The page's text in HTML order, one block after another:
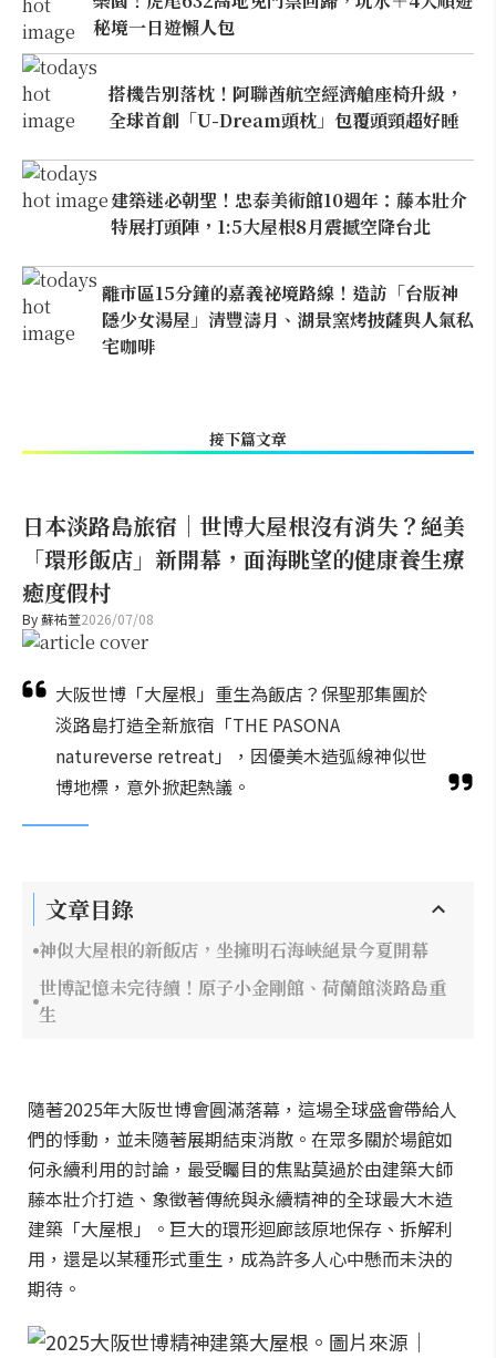
秘境一日遊懶人包
搭機告別落枕！阿聯酋航空經濟艙座椅升級，
全球首創「U-Dream頭枕」包覆頭頸超好睡
建築迷必朝聖！忠泰美術館10週年：藤本壯介
特展打頭陣，1:5大屋根8月震撼空降台北
離市區15分鐘的嘉義祕境路線！造訪「台版神
隱少女湯屋」清豐濤月、湖景窯烤披薩與人氣私
宅咖啡
接下篇文章
日本淡路島旅宿｜世博大屋根沒有消失？絕美
「環形飯店」新開幕，面海眺望的健康養生療
癒度假村
By蘇祐萱2026/07/08
大阪世博「大屋根」重生為飯店？保聖那集團於
淡路島打造全新旅宿「THE PASONA
natureverse retreat」，因優美木造弧線神似世
博地標，意外掀起熱議。
文章目錄
神似大屋根的新飯店，坐擁明石海峽絕景今夏開幕
世博記憶未完待續！原子小金剛館、荷蘭館淡路島重
生
隨著2025年大阪世博會圓滿落幕，這場全球盛會帶給人
們的悸動，並未隨著展期結束消散。在眾多關於場館如
何永續利用的討論，最受矚目的焦點莫過於由建築大師
藤本壯介打造、象徵著傳統與永續精神的全球最大木造
建築「大屋根」。巨大的環形迴廊該原地保存、拆解利
用，還是以某種形式重生，成為許多人心中懸而未決的
期待。